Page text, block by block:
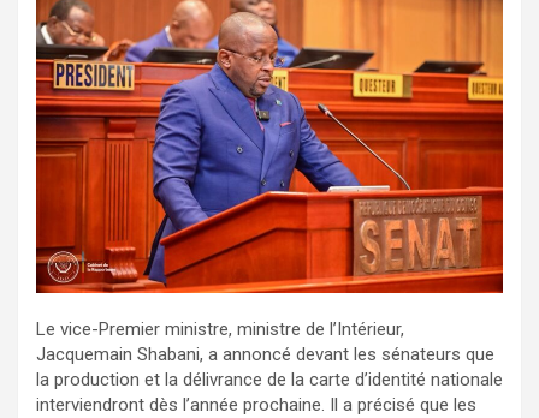
Le vice-Premier ministre, ministre de l’Intérieur,
Jacquemain Shabani, a annoncé devant les sénateurs que
la production et la délivrance de la carte d’identité nationale
interviendront dès l’année prochaine. Il a précisé que les